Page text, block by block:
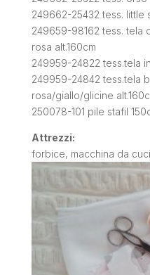
249662-25432 tess. little
249659-98162 tess. tela
rosa alt.160cm
249959-24822 tess.tela
249959-24842 tess.tela
rosa/giallo/glicine
250078-101 pile stafil
Attrezzi:
forbice, macchina da